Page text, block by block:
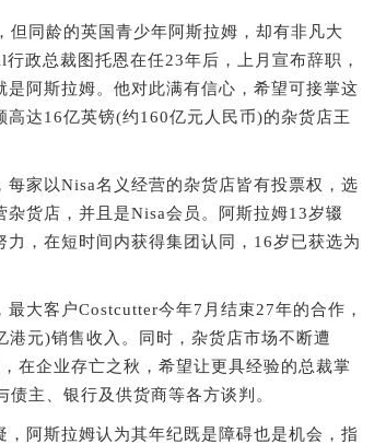
同龄的英国青少年阿斯拉姆，却有非凡大
政总裁图托恩在任23年后，上月宣布辞职，
阿斯拉姆。他对此满有信心，希望可接掌这
达16亿英镑(约160亿元人民币)的杂货店王
家以Nisa名义经营的杂货店皆有投票权，选
货店，并且是Nisa会员。阿斯拉姆13岁辍
，在短时间内获得集团认同，16岁已获选为
客户Costcutter今年7月结束27年的合作，
元)销售收入。同时，杂货店市场不断遭
在企业存亡之秋，希望让更具经验的总裁掌
主、银行及供货商等各方谈判。
阿斯拉姆认为其年纪既是障碍也是机会，指